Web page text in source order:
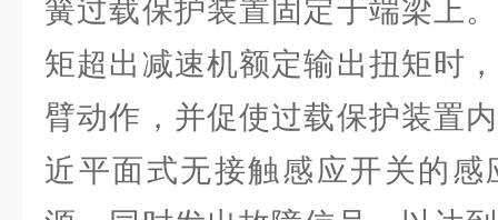
簧过载保护装置固定于端梁上
矩超出减速机额定输出扭矩时
臂动作，并促使过载保护装置
近平面式无接触感应开关的